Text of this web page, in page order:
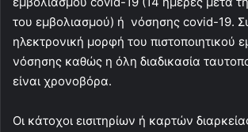
του εμβολιασμού) ή νόσησης covid-19.
ηλεκτρονική μορφή του πιστοποιητικού
νόσησης καθώς η όλη διαδικασία
είναι χρονοβόρα.
Οι κάτοχοι εισιτηρίων ή καρτών